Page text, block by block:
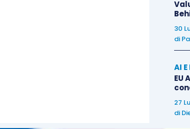
30
di
AI
EU
27
di